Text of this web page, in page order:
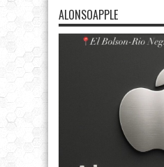
ALONSOAPPLE